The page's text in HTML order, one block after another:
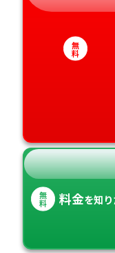
無
料
無
料 料金を知